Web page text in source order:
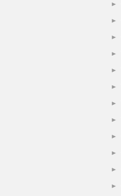
►
►
►
►
►
►
►
►
►
►
►
►